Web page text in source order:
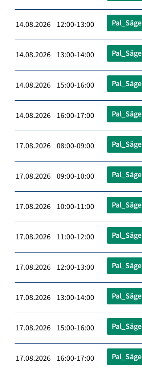
14.08.2026 12:00-13:00 Pal_Säge
14.08.2026 13:00-14:00 Pal_Säge
14.08.2026 15:00-16:00 Pal_Säge
14.08.2026 16:00-17:00 Pal_Säge
17.08.2026 08:00-09:00 Pal_Säge
17.08.2026 09:00-10:00 Pal_Säge
17.08.2026 10:00-11:00 Pal_Säge
17.08.2026 11:00-12:00 Pal_Säge
17.08.2026 12:00-13:00 Pal_Säge
17.08.2026 13:00-14:00 Pal_Säge
17.08.2026 15:00-16:00 Pal_Säge
17.08.2026 16:00-17:00 Pal_Säge